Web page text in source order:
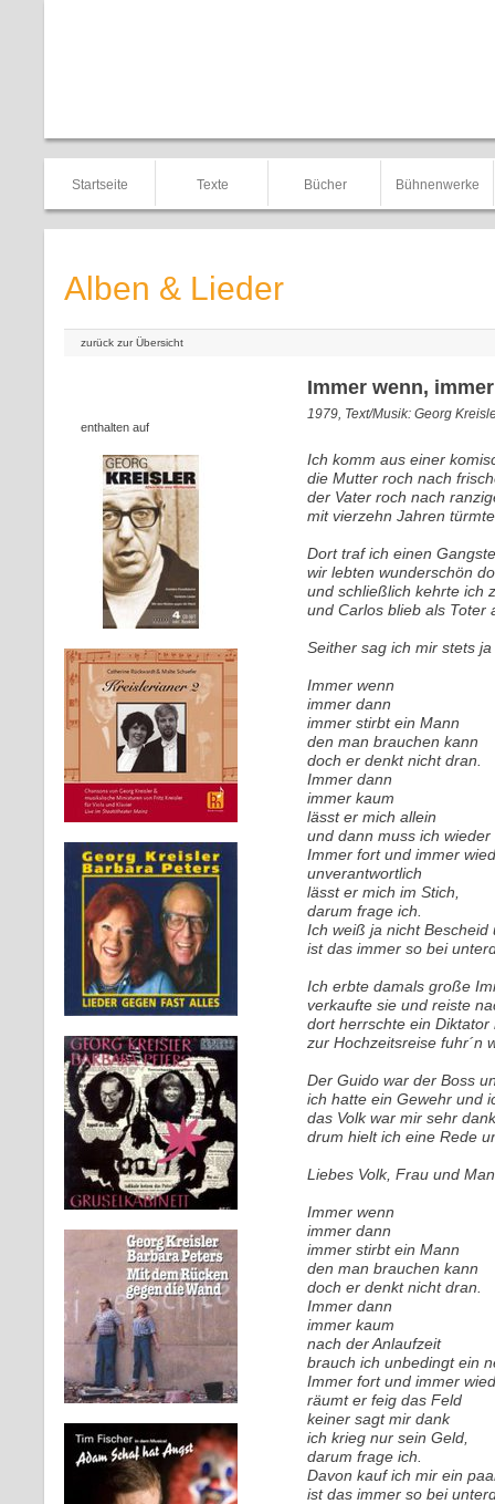
Startseite Texte Bücher Bühnenwerke
Alben & Lieder
zurück zur Übersicht
enthalten auf
Immer wenn,
1979, Text/Musik: Georg
Ich komm aus einer
die Mutter roch nach
der Vater roch nach
mit vierzehn Jahren
Dort traf ich einen
wir lebten wunderschön
und schließlich kehrte ich
und Carlos blieb als Toter
Seither sag ich mir stets ja
Immer wenn
immer dann
immer stirbt ein Mann
den man brauchen kann
doch er denkt nicht dran.
Immer dann
immer kaum
lässt er mich allein
und dann muss ich
Immer fort und immer
unverantwortlich
lässt er mich im Stich,
darum frage ich.
Ich weiß ja nicht
ist das immer so bei
Ich erbte damals große
verkaufte sie und reiste
dort herrschte ein Diktator
zur Hochzeitsreise fuhr´n
Der Guido war der Boss
ich hatte ein Gewehr und
das Volk war mir sehr
drum hielt ich eine Rede
Liebes Volk, Frau und
Immer wenn
immer dann
immer stirbt ein Mann
den man brauchen kann
doch er denkt nicht dran.
Immer dann
immer kaum
nach der Anlaufzeit
brauch ich unbedingt ein
Immer fort und immer
räumt er feig das Feld
keiner sagt mir dank
ich krieg nur sein Geld,
darum frage ich.
Davon kauf ich mir ein
ist das immer so bei